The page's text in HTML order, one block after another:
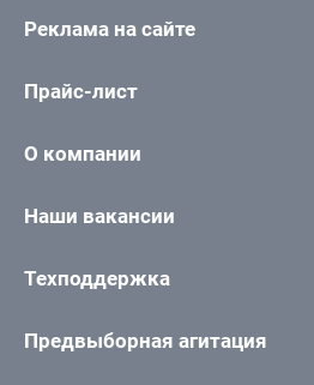
Реклама на сайте
Прайс-лист
О компании
Наши вакансии
Техподдержка
Предвыборная агитация